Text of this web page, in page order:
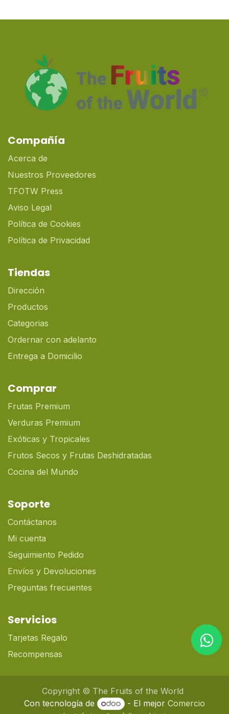
Compañía
Acerca de
Nuestros Proveedores
TFOTW Press
Aviso Legal
Política de Cookies
Política de Privacidad
Tiendas
Dirección
Productos
Categorias
Ordernar con adelanto
Entrega a Domicilio
Comprar
Frutas Premium
Verduras Premium
Exóticas y Tropicales
Frutos Secos y Frutas Deshidratadas
Cocina del Mundo
Soporte
Contáctanos
Mi cuenta
Seguimiento Pedido
Envíos y Devoluciones
Preguntas frecuentes
Servicios
Tarjetas Regalo
Recompensas
Copyright © The Fruits of the World
Con tecnología de
- El mejorComercio